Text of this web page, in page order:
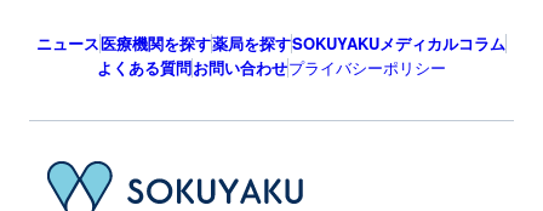
ニュース医療機関を探す薬局を探すSOKUYAKUメディカルコラム
よくある質問お問い合わせプライバシーポリシー